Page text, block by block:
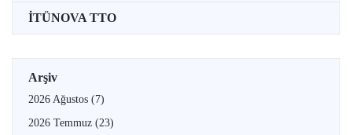
İTÜNOVA TTO
Arşiv
2026 Ağustos (7)
2026 Temmuz (23)